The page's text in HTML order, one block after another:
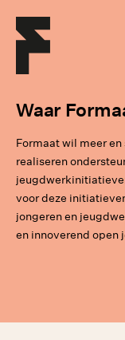
Waar
Formaat wil meer
realiseren
voor deze
jongeren en
en innoverend open